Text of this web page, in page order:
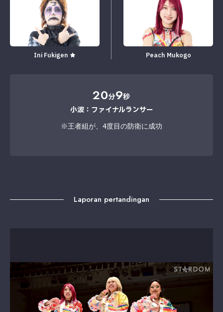
Ini Fukigen ★ Peach Mukogo
20分9秒
小波：ファイナルランサー
※王者組が、4度目の防衛に成功
Laporan pertandingan